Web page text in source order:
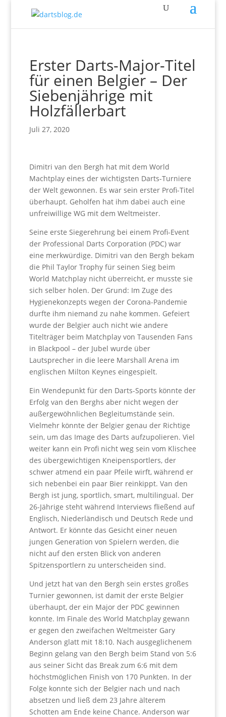
Erster Darts-Major-Titel
für einen Belgier – Der
Siebenjährige mit
Holzfällerbart
Juli 27, 2020
Dimitri van den Bergh hat mit dem World
Machtplay eines der wichtigsten Darts-Turniere
der Welt gewonnen. Es war sein erster Profi-Titel
überhaupt. Geholfen hat ihm dabei auch eine
unfreiwillige WG mit dem Weltmeister.
Seine erste Siegerehrung bei einem Profi-Event
der Professional Darts Corporation (PDC) war
eine merkwürdige. Dimitri van den Bergh bekam
die Phil Taylor Trophy für seinen Sieg beim
World Matchplay nicht überreicht, er musste sie
sich selber holen. Der Grund: Im Zuge des
Hygienekonzepts wegen der Corona-Pandemie
durfte ihm niemand zu nahe kommen. Gefeiert
wurde der Belgier auch nicht wie andere
Titelträger beim Matchplay von Tausenden Fans
in Blackpool – der Jubel wurde über
Lautsprecher in die leere Marshall Arena im
englischen Milton Keynes eingespielt.
Ein Wendepunkt für den Darts-Sports könnte der
Erfolg van den Berghs aber nicht wegen der
außergewöhnlichen Begleitumstände sein.
Vielmehr könnte der Belgier genau der Richtige
sein, um das Image des Darts aufzupolieren. Viel
weiter kann ein Profi nicht weg sein vom Klischee
des übergewichtigen Kneipensportlers, der
schwer atmend ein paar Pfeile wirft, während er
sich nebenbei ein paar Bier reinkippt. Van den
Bergh ist jung, sportlich, smart, multilingual. Der
26-Jährige steht während Interviews fließend auf
Englisch, Niederländisch und Deutsch Rede und
Antwort. Er könnte das Gesicht einer neuen
jungen Generation von Spielern werden, die
nicht auf den ersten Blick von anderen
Spitzensportlern zu unterscheiden sind.
Und jetzt hat van den Bergh sein erstes großes
Turnier gewonnen, ist damit der erste Belgier
überhaupt, der ein Major der PDC gewinnen
konnte. Im Finale des World Matchplay gewann
er gegen den zweifachen Weltmeister Gary
Anderson glatt mit 18:10. Nach ausgeglichenem
Beginn gelang van den Bergh beim Stand von 5:6
aus seiner Sicht das Break zum 6:6 mit dem
höchstmöglichen Finish von 170 Punkten. In der
Folge konnte sich der Belgier nach und nach
absetzen und ließ dem 23 Jahre älterem
Schotten am Ende keine Chance. Anderson war